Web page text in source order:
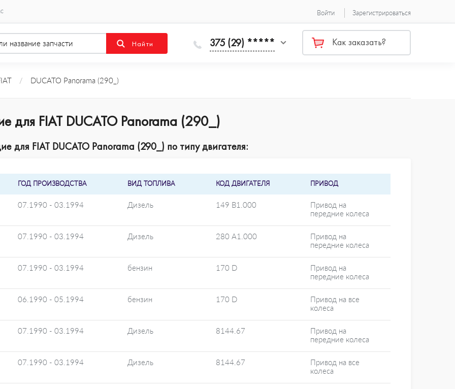
Войти Зарегистрироваться
375 (29) ***** Как заказать?
/ DUCATO Panorama (290_)
для FIAT DUCATO Panorama (290_)
для FIAT DUCATO Panorama (290_) по типу двигателя:
ГОД ПРОИЗВОДСТВА ВИД ТОПЛИВА КОД ДВИГАТЕЛЯ ПРИВОД
07.1990 - 03.1994 Дизель 149 B1.000
Привод на
передние колеса
07.1990 - 03.1994 Дизель 280 A1.000
Привод на
передние колеса
07.1990 - 03.1994 бензин 170 D
Привод на
передние колеса
06.1990 - 05.1994 бензин 170 D
Привод на все
колеса
07.1990 - 03.1994 Дизель 8144.67
Привод на
передние колеса
07.1990 - 03.1994 Дизель 8144.67
Привод на все
колеса